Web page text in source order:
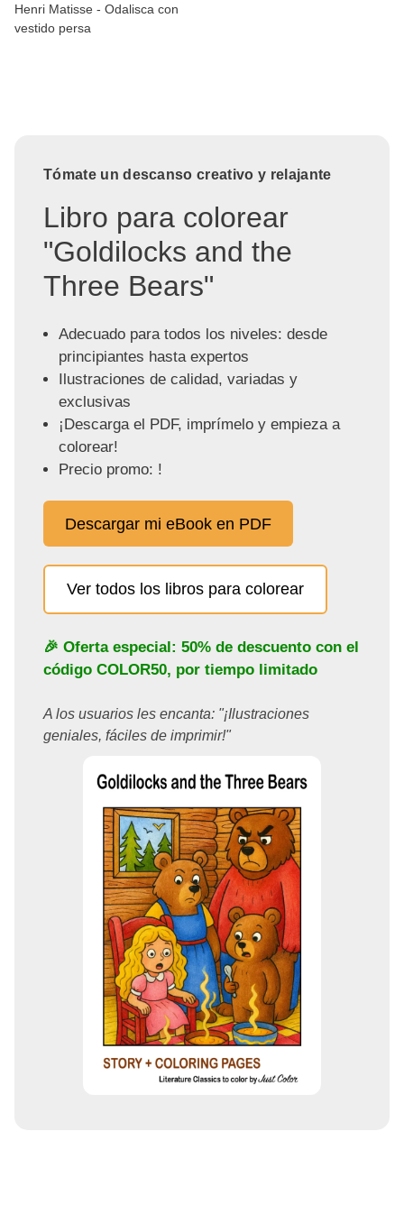
Henri Matisse - Odalisca con
vestido persa
Tómate un descanso creativo y relajante
Libro para colorear
"Goldilocks and the
Three Bears"
Adecuado para todos los niveles: desde
principiantes hasta expertos
Ilustraciones de calidad, variadas y
exclusivas
¡Descarga el PDF, imprímelo y empieza a
colorear!
Precio promo: !
Descargar mi eBook en PDF
Ver todos los libros para colorear
🎉 Oferta especial: 50% de descuento con el
código COLOR50, por tiempo limitado
A los usuarios les encanta: "¡Ilustraciones
geniales, fáciles de imprimir!"